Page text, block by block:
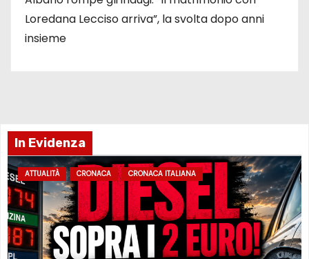
Loredana Lecciso arriva”, la svolta dopo anni
insieme
In Evidenza
ATTUALITÀ CRONACA CRONACA ITALIANA